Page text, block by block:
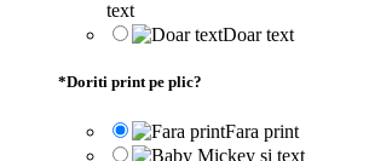
text
Doar text
*Doriti print pe plic?
Fara print